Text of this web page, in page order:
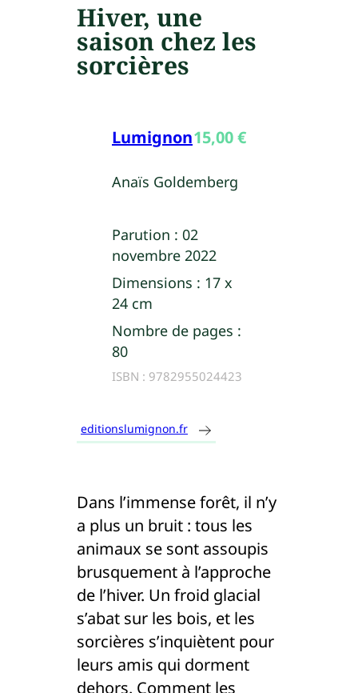
Hiver, une
saison chez les
sorcières
Lumignon15,00€
Anaïs Goldemberg
Parution : 02
novembre 2022
Dimensions : 17 x
24 cm
Nombre de pages :
80
ISBN : 9782955024423
editionslumignon.fr
Dans l’immense forêt, il n’y
a plus un bruit : tous les
animaux se sont assoupis
brusquement à l’approche
de l’hiver. Un froid glacial
s’abat sur les bois, et les
sorcières s’inquiètent pour
leurs amis qui dorment
dehors. Comment les